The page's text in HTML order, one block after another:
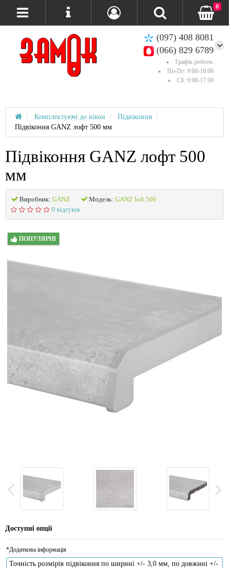
(097) 408 8081
(066) 829 6789
Графік роботи:
Пн-Пт: 9:00-18:00
Сб: 9:00-17:00
0
Комплектуючі до вікон
Підвіконня
Підвіконня GANZ лофт 500 мм
Підвіконня GANZ лофт 500
мм
Виробник: GANZ Модель: GANZ loft 500
0 відгуків
ПОПУЛЯРНІ
Доступні опції
*Додаткова інформація
Точність розмірів підвіконня по ширині +/- 3,0 мм, по довжині +/-